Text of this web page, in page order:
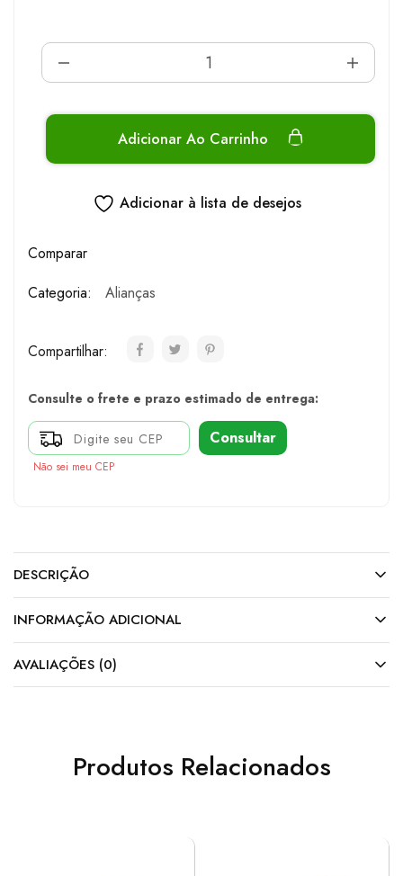
Adicionar Ao Carrinho
Adicionar à lista de desejos
Comparar
Categoria:
Alianças
Compartilhar:
Consulte o frete e prazo estimado de entrega:
Consultar
Não sei meu CEP
DESCRIÇÃO
INFORMAÇÃO ADICIONAL
AVALIAÇÕES (0)
Produtos Relacionados